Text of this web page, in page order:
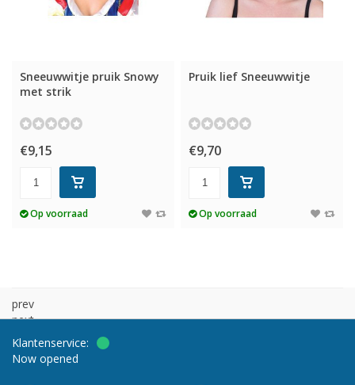
Sneeuwwitje pruik Snowy
met strik
€9,15
Op voorraad
Pruik lief Sneeuwwitje
€9,70
Op voorraad
prev
next
Klantenservice:
Now opened